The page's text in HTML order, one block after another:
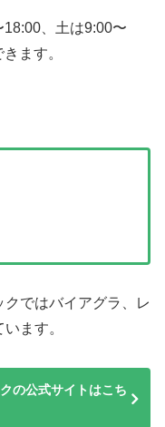
、土は9:00〜
ます。
ではバイアグラ、レ
ます。
の公式サイトはこち